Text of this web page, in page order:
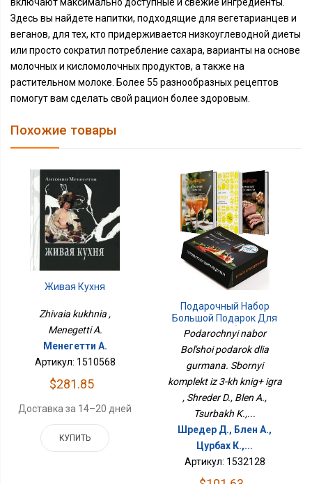
Здесь вы найдете напитки, подходящие для вегетарианцев и
веганов, для тех, кто придерживается низкоуглеводной диеты
или просто сократил потребление сахара, варианты на основе
молочных и кисломолочных продуктов, а также на
растительном молоке. Более 55 разнообразных рецептов
помогут вам сделать свой рацион более здоровым.
Похожие товары
Живая Кухня
Zhivaia kukhnia ,
Menegetti A.
Менегетти А.
Артикул: 1510568
$281.85
Доставка за 14–20 дней
КУПИТЬ
Подарочный Набор
Большой Подарок Для
Гурмана. Сборный
Комплект Из 3-Х Книг+
Игра
Podarochnyi nabor
Bol'shoi podarok dlia
gurmana. Sbornyi
komplekt iz 3-kh knig+ igra
, Shreder D., Blen A.,
Tsurbakh K.,...
Шредер Д., Блен А.,
Цурбах К.,...
Артикул: 1532128